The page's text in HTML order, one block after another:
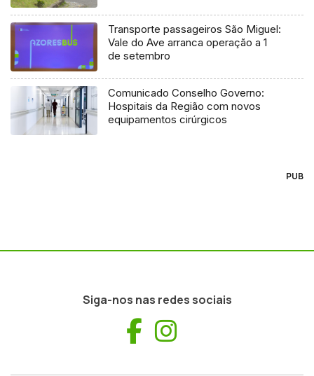
Transporte passageiros São Miguel:
Vale do Ave arranca operação a 1
de setembro
Comunicado Conselho Governo:
Hospitais da Região com novos
equipamentos cirúrgicos
PUB
Siga-nos nas redes sociais
Facebook